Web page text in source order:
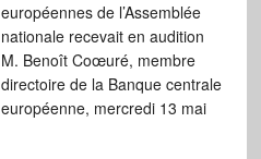
européennes de l’Assemblée
nationale recevait en audition
M. Benoît Coœuré, membre
directoire de la Banque centrale
européenne, mercredi 13 mai